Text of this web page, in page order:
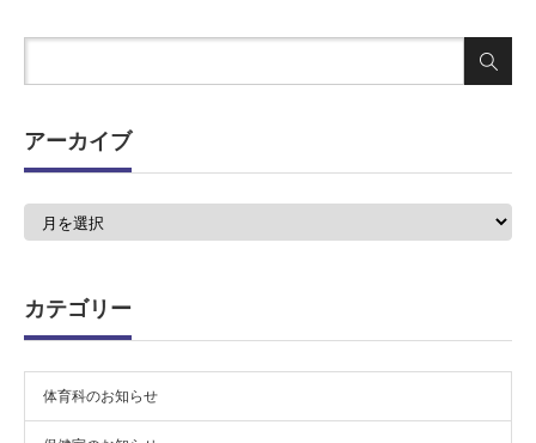
アーカイブ
カテゴリー
体育科のお知らせ